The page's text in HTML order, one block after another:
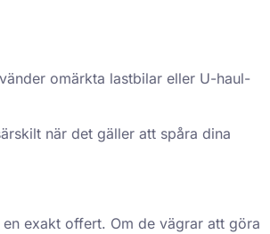
omärkta lastbilar eller U-haul-
när det gäller att spåra dina
exakt offert. Om de vägrar att göra